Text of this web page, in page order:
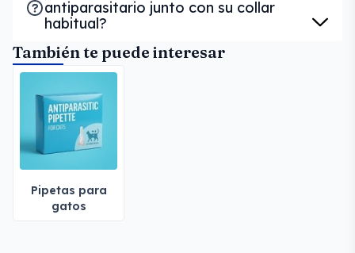
antiparasitario junto con su collar
habitual?
También te puede interesar
Pipetas para
gatos